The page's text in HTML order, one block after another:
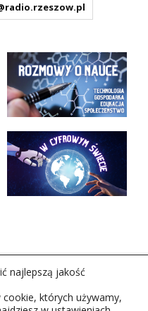
najlepszą jakość
których używamy,